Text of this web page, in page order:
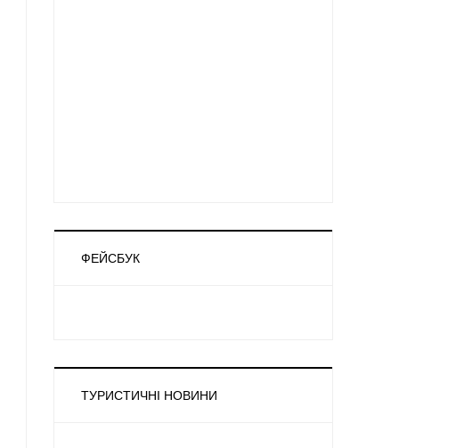
ФЕЙСБУК
ТУРИСТИЧНІ НОВИНИ